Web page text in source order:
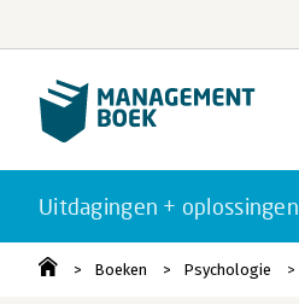
Uitdagingen + oplossingen
Boeken Psychologie